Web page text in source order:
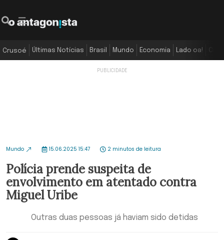
Crusoé Últimas Notícias Brasil Mundo Economia Lado oa!
Mundo 15.06.2025 15:47 2 minutos de leitura
Polícia prende suspeita de
envolvimento em atentado contra
Miguel Uribe
Outras duas pessoas já haviam sido detidas